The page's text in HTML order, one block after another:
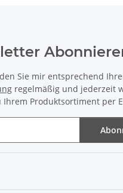
Sie mir entsprechend
regelmäßig und jederzeit
Produktsortiment per